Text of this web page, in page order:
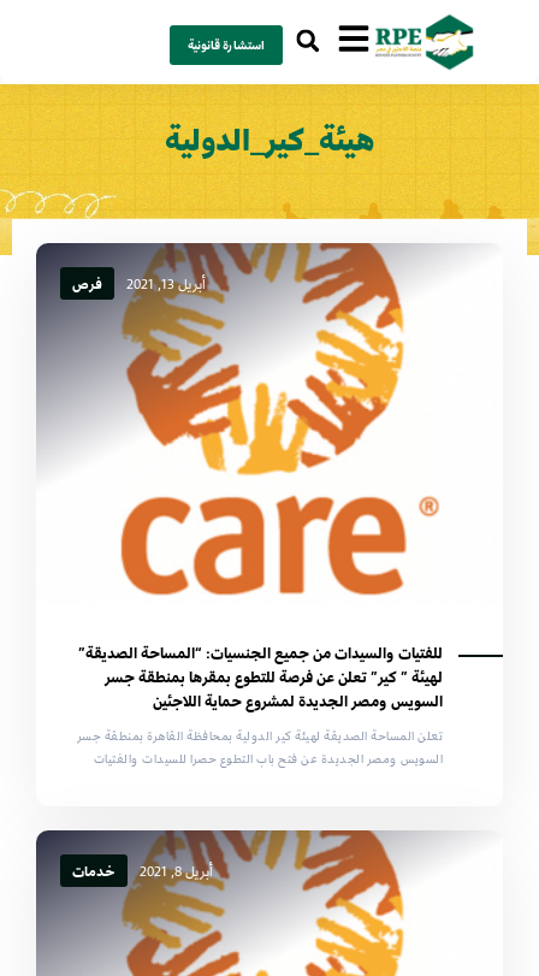
استشارة قانونية
هيئة_كير_الدولية
أبريل 13, 2021 فرص
للفتيات والسيدات من جميع الجنسيات: “المساحة الصديقة”
لهيئة ” كير” تعلن عن فرصة للتطوع بمقرها بمنطقة جسر
السويس ومصر الجديدة لمشروع حماية اللاجئين
تعلن المساحة الصديقة لهيئة كير الدولية بمحافظة القاهرة بمنطقة جسر
السويس ومصر الجديدة عن فتح باب التطوع حصرا للسيدات والفتيات
أبريل 8, 2021 خدمات